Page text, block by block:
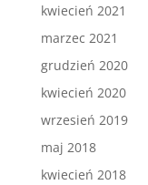
kwiecień 2021
marzec 2021
grudzień 2020
kwiecień 2020
wrzesień 2019
maj 2018
kwiecień 2018